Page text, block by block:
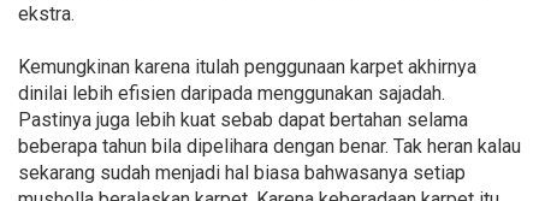
ekstra.
Kemungkinan karena itulah penggunaan karpet akhirnya
dinilai lebih efisien daripada menggunakan sajadah.
Pastinya juga lebih kuat sebab dapat bertahan selama
beberapa tahun bila dipelihara dengan benar. Tak heran kalau
sekarang sudah menjadi hal biasa bahwasanya setiap